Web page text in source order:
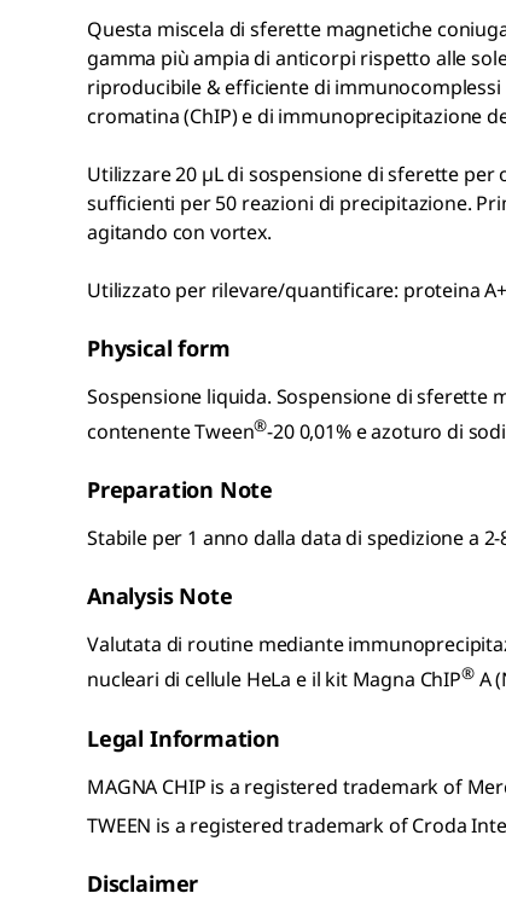
Questa miscela di sferette magnetiche
gamma più ampia di anticorpi rispetto alle
riproducibile & efficiente di
cromatina (ChIP) e di immunoprecipitazione
Utilizzare 20 µL di sospensione di sferette per
sufficienti per 50 reazioni di precipitazione.
agitando con vortex.
Utilizzato per rilevare/quantificare: proteina
Physical form
Sospensione liquida. Sospensione di sferette
contenente Tween®-20 0,01% e azoturo di
Preparation Note
Stabile per 1 anno dalla data di spedizione a 2-
Analysis Note
Valutata di routine mediante
nucleari di cellule HeLa e il kit Magna ChIP®A
Legal Information
MAGNA CHIP is a registered trademark of
TWEEN is a registered trademark of Croda
Disclaimer